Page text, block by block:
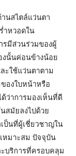
นสไตล์แว่นตา
ำหวอดใน
รมีส่วนร่วมของผู้
งนั้นค่อนข้างน้อย
ะใช้แว่นตาตาม
องใบหน้าหรือ
ว่าการมองเห็นที่ดี
สมัยลงไปด้วย
เป็นที่ผู้เชี่ยวชาญใน
หมาะสม ปัจจุบัน
บริการที่ครอบคลุม